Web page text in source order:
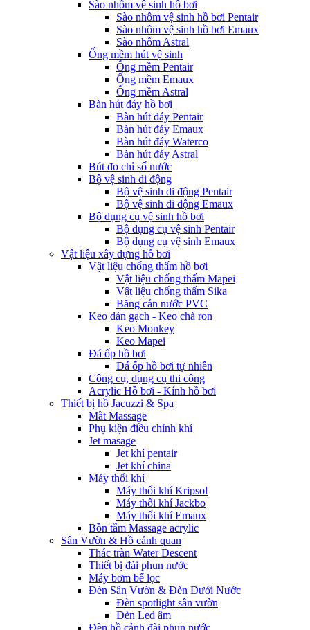
Sào nhôm vệ sinh hồ bơi
Sào nhôm vệ sinh hồ bơi Pentair
Sào nhôm vệ sinh hồ bơi Emaux
Sào nhôm Astral
Ống mềm hút vệ sinh
Ống mềm Pentair
Ống mềm Emaux
Ống mềm Astral
Bàn hút đáy hồ bơi
Bàn hút đáy Pentair
Bàn hút đáy Emaux
Bàn hút đáy Waterco
Bàn hút đáy Astral
Bút đo chỉ số nước
Bộ vệ sinh di động
Bộ vệ sinh di động Pentair
Bộ vệ sinh di động Emaux
Bộ dụng cụ vệ sinh hồ bơi
Bộ dụng cụ vệ sinh Pentair
Bộ dụng cụ vệ sinh Emaux
Vật liệu xây dựng hồ bơi
Vật liệu chống thấm hồ bơi
Vật liệu chống thấm Mapei
Vật liệu chống thấm Sika
Băng cản nước PVC
Keo dán gạch - Keo chà ron
Keo Monkey
Keo Mapei
Đá ốp hồ bơi
Đá ốp hồ bơi tự nhiên
Công cụ, dụng cụ thi công
Acrylic Hồ bơi - Kính hồ bơi
Thiết bị hồ Jacuzzi & Spa
Mắt Massage
Phụ kiện điều chỉnh khí
Jet masage
Jet khí pentair
Jet khí china
Máy thổi khí
Máy thổi khí Kripsol
Máy thổi khí Jackbo
Máy thổi khí Emaux
Bồn tắm Massage acrylic
Sân Vườn & Hồ cảnh quan
Thác tràn Water Descent
Thiết bị đài phun nước
Máy bơm bể lọc
Đèn Sân Vườn & Đèn Dưới Nước
Đèn spotlight sân vườn
Đèn Led âm
Đèn hồ cảnh đài phun nước